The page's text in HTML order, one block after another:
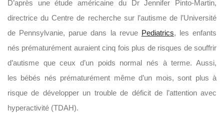
D’après une étude américaine du Dr Jennifer Pinto-Martin,
directrice du Centre de recherche sur l’autisme de l’Université
de Pennsylvanie, parue dans la revue Pediatrics, les enfants
nés prématurément auraient cinq fois plus de risques de souffrir
d’autisme que ceux d’un poids normal nés à terme. Aussi,
les bébés nés prématurément même d’un mois, sont plus à
risque de développer un trouble de déficit de l’attention avec
hyperactivité (TDAH).